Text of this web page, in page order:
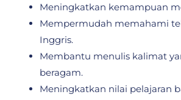
Meningkatkan kemampuan
Mempermudah memahami
Inggris.
Membantu menulis kalimat
beragam.
Meningkatkan nilai pelajaran